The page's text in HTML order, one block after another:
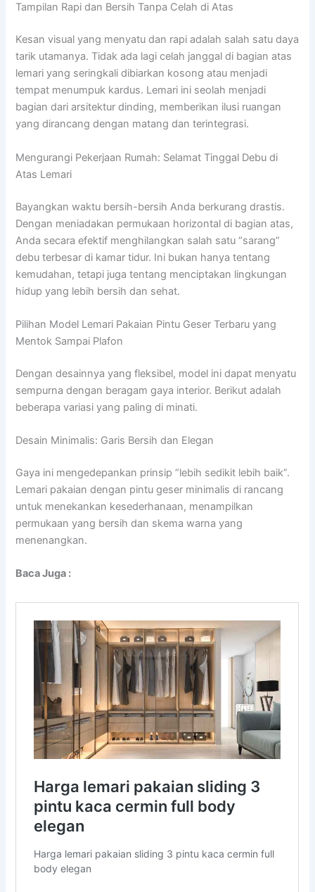
Tampilan Rapi dan Bersih Tanpa Celah di Atas
Kesan visual yang menyatu dan rapi adalah salah satu daya
tarik utamanya. Tidak ada lagi celah janggal di bagian atas
lemari yang seringkali dibiarkan kosong atau menjadi
tempat menumpuk kardus. Lemari ini seolah menjadi
bagian dari arsitektur dinding, memberikan ilusi ruangan
yang dirancang dengan matang dan terintegrasi.
Mengurangi Pekerjaan Rumah: Selamat Tinggal Debu di
Atas Lemari
Bayangkan waktu bersih-bersih Anda berkurang drastis.
Dengan meniadakan permukaan horizontal di bagian atas,
Anda secara efektif menghilangkan salah satu “sarang”
debu terbesar di kamar tidur. Ini bukan hanya tentang
kemudahan, tetapi juga tentang menciptakan lingkungan
hidup yang lebih bersih dan sehat.
Pilihan Model Lemari Pakaian Pintu Geser Terbaru yang
Mentok Sampai Plafon
Dengan desainnya yang fleksibel, model ini dapat menyatu
sempurna dengan beragam gaya interior. Berikut adalah
beberapa variasi yang paling di minati.
Desain Minimalis: Garis Bersih dan Elegan
Gaya ini mengedepankan prinsip “lebih sedikit lebih baik”.
Lemari pakaian dengan pintu geser minimalis di rancang
untuk menekankan kesederhanaan, menampilkan
permukaan yang bersih dan skema warna yang
menenangkan.
Baca Juga :